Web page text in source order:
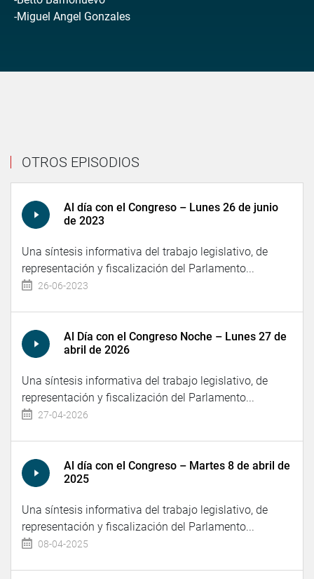
-Miguel Angel Gonzales
OTROS EPISODIOS
Al día con el Congreso – Lunes 26 de junio
de 2023
Una síntesis informativa del trabajo legislativo, de
representación y fiscalización del Parlamento...
26-06-2023
Al Día con el Congreso Noche – Lunes 27 de
abril de 2026
Una síntesis informativa del trabajo legislativo, de
representación y fiscalización del Parlamento...
27-04-2026
Al día con el Congreso – Martes 8 de abril de
2025
Una síntesis informativa del trabajo legislativo, de
representación y fiscalización del Parlamento...
08-04-2025